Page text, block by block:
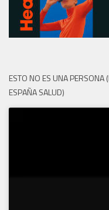
ESTO NO ES UNA PERSONA
ESPAÑA SALUD)